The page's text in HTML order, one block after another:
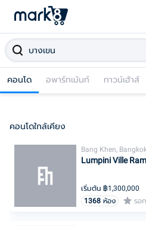
คอนโด อพาร์ทเม้นท์ ทาวน์เฮ้าส์
คอนโดใกล้เคียง
Bang Khen,
Lumpini Ville
เริ่มต้น ฿1,300,000
1368 ห้อง รอ